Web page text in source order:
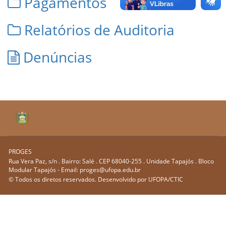
Relatórios de Auditoria
Denúncias
PROGES
Rua Vera Paz, s/n . Bairro: Salé . CEP 68040-255 . Unidade Tapajós . Bloco
Modular Tapajós - Email: proges@ufopa.edu.br
© Todos os diretos reservados. Desenvolvido por UFOPA/CTIC